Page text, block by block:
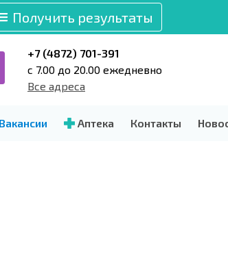
Получить результаты
+7 (4872) 701-391
c 7.00 до 20.00 ежедневно
Все адреса
Вакансии Аптека Контакты